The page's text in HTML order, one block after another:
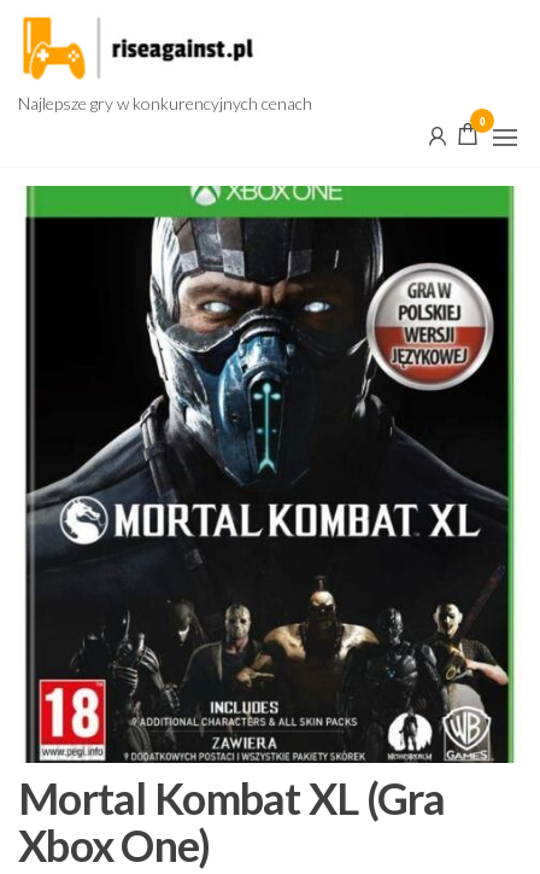
Przejdź
treści
Najlepsze gry w konkurencyjnych cenach
0
Mortal Kombat XL (Gra
Xbox One)